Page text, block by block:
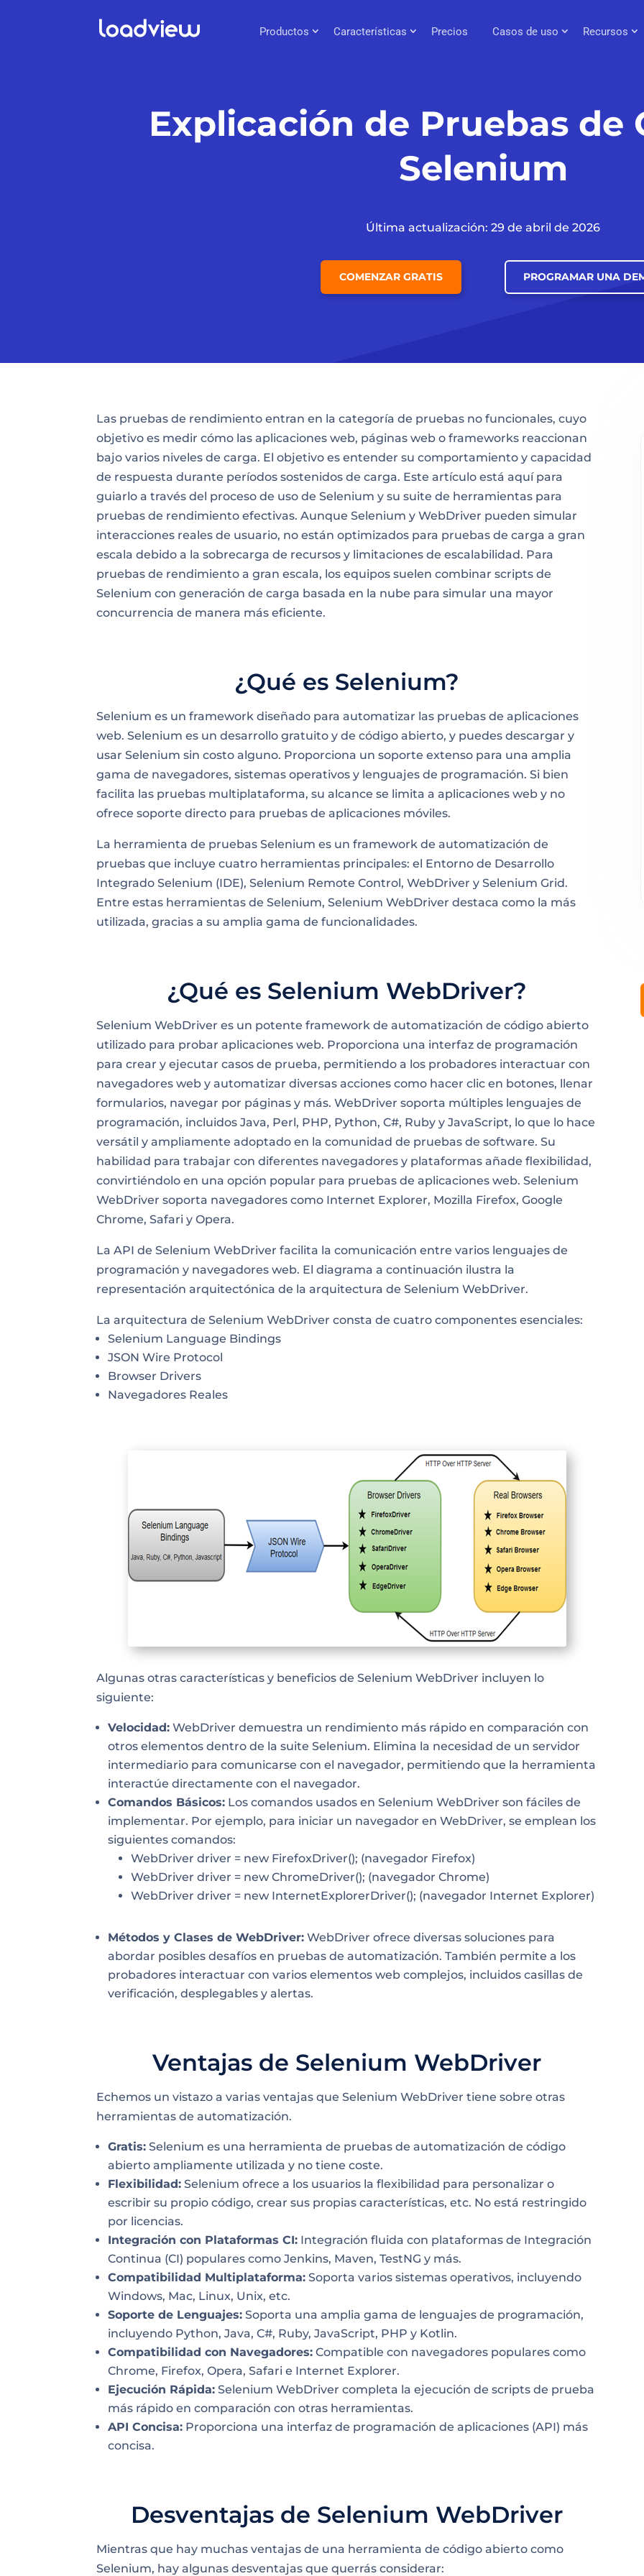
Productos Características Precios Casos de uso Recursos
Explicación de Pruebas de
Selenium
Última actualización: 29 de abril de 2026
COMENZAR GRATIS PROGRAMAR UNA
Las pruebas de rendimiento entran en la categoría de pruebas no funcionales, cuyo
objetivo es medir cómo las aplicaciones web, páginas web o frameworks reaccionan
bajo varios niveles de carga. El objetivo es entender su comportamiento y capacidad
de respuesta durante períodos sostenidos de carga. Este artículo está aquí para
guiarlo a través del proceso de uso de Selenium y su suite de herramientas para
pruebas de rendimiento efectivas. Aunque Selenium y WebDriver pueden simular
interacciones reales de usuario, no están optimizados para pruebas de carga a gran
escala debido a la sobrecarga de recursos y limitaciones de escalabilidad. Para
pruebas de rendimiento a gran escala, los equipos suelen combinar scripts de
Selenium con generación de carga basada en la nube para simular una mayor
concurrencia de manera más eficiente.
¿Qué es Selenium?
Selenium es un framework diseñado para automatizar las pruebas de aplicaciones
web. Selenium es un desarrollo gratuito y de código abierto, y puedes descargar y
usar Selenium sin costo alguno. Proporciona un soporte extenso para una amplia
gama de navegadores, sistemas operativos y lenguajes de programación. Si bien
facilita las pruebas multiplataforma, su alcance se limita a aplicaciones web y no
ofrece soporte directo para pruebas de aplicaciones móviles.
La herramienta de pruebas Selenium es un framework de automatización de
pruebas que incluye cuatro herramientas principales: el Entorno de Desarrollo
Integrado Selenium (IDE), Selenium Remote Control, WebDriver y Selenium Grid.
Entre estas herramientas de Selenium, Selenium WebDriver destaca como la más
utilizada, gracias a su amplia gama de funcionalidades.
¿Qué es Selenium WebDriver?
Selenium WebDriver es un potente framework de automatización de código abierto
utilizado para probar aplicaciones web. Proporciona una interfaz de programación
para crear y ejecutar casos de prueba, permitiendo a los probadores interactuar con
navegadores web y automatizar diversas acciones como hacer clic en botones, llenar
formularios, navegar por páginas y más. WebDriver soporta múltiples lenguajes de
programación, incluidos Java, Perl, PHP, Python, C#, Ruby y JavaScript, lo que lo hace
versátil y ampliamente adoptado en la comunidad de pruebas de software. Su
habilidad para trabajar con diferentes navegadores y plataformas añade flexibilidad,
convirtiéndolo en una opción popular para pruebas de aplicaciones web. Selenium
WebDriver soporta navegadores como Internet Explorer, Mozilla Firefox, Google
Chrome, Safari y Opera.
La API de Selenium WebDriver facilita la comunicación entre varios lenguajes de
programación y navegadores web. El diagrama a continuación ilustra la
representación arquitectónica de la arquitectura de Selenium WebDriver.
La arquitectura de Selenium WebDriver consta de cuatro componentes esenciales:
Selenium Language Bindings
JSON Wire Protocol
Browser Drivers
Navegadores Reales
Algunas otras características y beneficios de Selenium WebDriver incluyen lo
siguiente:
Velocidad: WebDriver demuestra un rendimiento más rápido en comparación con
otros elementos dentro de la suite Selenium. Elimina la necesidad de un servidor
intermediario para comunicarse con el navegador, permitiendo que la herramienta
interactúe directamente con el navegador.
Comandos Básicos: Los comandos usados en Selenium WebDriver son fáciles de
implementar. Por ejemplo, para iniciar un navegador en WebDriver, se emplean los
siguientes comandos:
WebDriver driver = new FirefoxDriver(); (navegador Firefox)
WebDriver driver = new ChromeDriver(); (navegador Chrome)
WebDriver driver = new InternetExplorerDriver(); (navegador Internet Explorer)
Métodos y Clases de WebDriver: WebDriver ofrece diversas soluciones para
abordar posibles desafíos en pruebas de automatización. También permite a los
probadores interactuar con varios elementos web complejos, incluidos casillas de
verificación, desplegables y alertas.
Ventajas de Selenium WebDriver
Echemos un vistazo a varias ventajas que Selenium WebDriver tiene sobre otras
herramientas de automatización.
Gratis: Selenium es una herramienta de pruebas de automatización de código
abierto ampliamente utilizada y no tiene coste.
Flexibilidad: Selenium ofrece a los usuarios la flexibilidad para personalizar o
escribir su propio código, crear sus propias características, etc. No está restringido
por licencias.
Integración con Plataformas CI: Integración fluida con plataformas de Integración
Continua (CI) populares como Jenkins, Maven, TestNG y más.
Compatibilidad Multiplataforma: Soporta varios sistemas operativos, incluyendo
Windows, Mac, Linux, Unix, etc.
Soporte de Lenguajes: Soporta una amplia gama de lenguajes de programación,
incluyendo Python, Java, C#, Ruby, JavaScript, PHP y Kotlin.
Compatibilidad con Navegadores: Compatible con navegadores populares como
Chrome, Firefox, Opera, Safari e Internet Explorer.
Ejecución Rápida: Selenium WebDriver completa la ejecución de scripts de prueba
más rápido en comparación con otras herramientas.
API Concisa: Proporciona una interfaz de programación de aplicaciones (API) más
concisa.
Desventajas de Selenium WebDriver
Mientras que hay muchas ventajas de una herramienta de código abierto como
Selenium, hay algunas desventajas que querrás considerar: